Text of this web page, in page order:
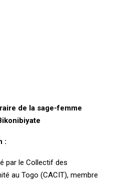
de la sage-femme
:
par le Collectif des
au Togo (CACIT), membre